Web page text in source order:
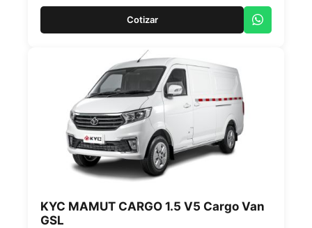
Cotizar
KYC MAMUT CARGO 1.5 V5 Cargo Van
GSL